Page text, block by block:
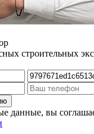
строительных
данные, вы